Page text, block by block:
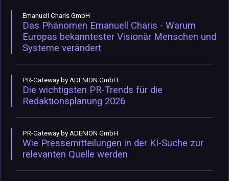
Emanuell Charis GmbH
Das Phänomen Emanuell Charis - Warum
Europas bekanntester Visionär Menschen und
Systeme verändert
PR-Gateway by ADENION GmbH
Die wichtigsten PR-Trends für die
Redaktionsplanung 2026
PR-Gateway by ADENION GmbH
Wie Pressemitteilungen in der KI-Suche zur
relevanten Quelle werden